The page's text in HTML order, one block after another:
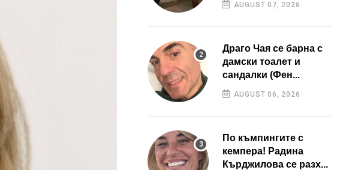
AUGUST 07, 2026
Драго Чая се барна с
дамски тоалет и
сандалки (Фен...
AUGUST 06, 2026
По къмпингите с
кемпера! Радина
Кърджилова се разх...